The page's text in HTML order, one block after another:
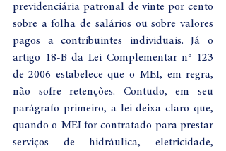
previdenciária patronal de vinte por cento
sobre a folha de salários ou sobre valores
pagos a contribuintes individuais. Já o
artigo 18-B da Lei Complementar nº 123
de 2006 estabelece que o MEI, em regra,
não sofre retenções. Contudo, em seu
parágrafo primeiro, a lei deixa claro que,
quando o MEI for contratado para prestar
serviços de hidráulica, eletricidade,